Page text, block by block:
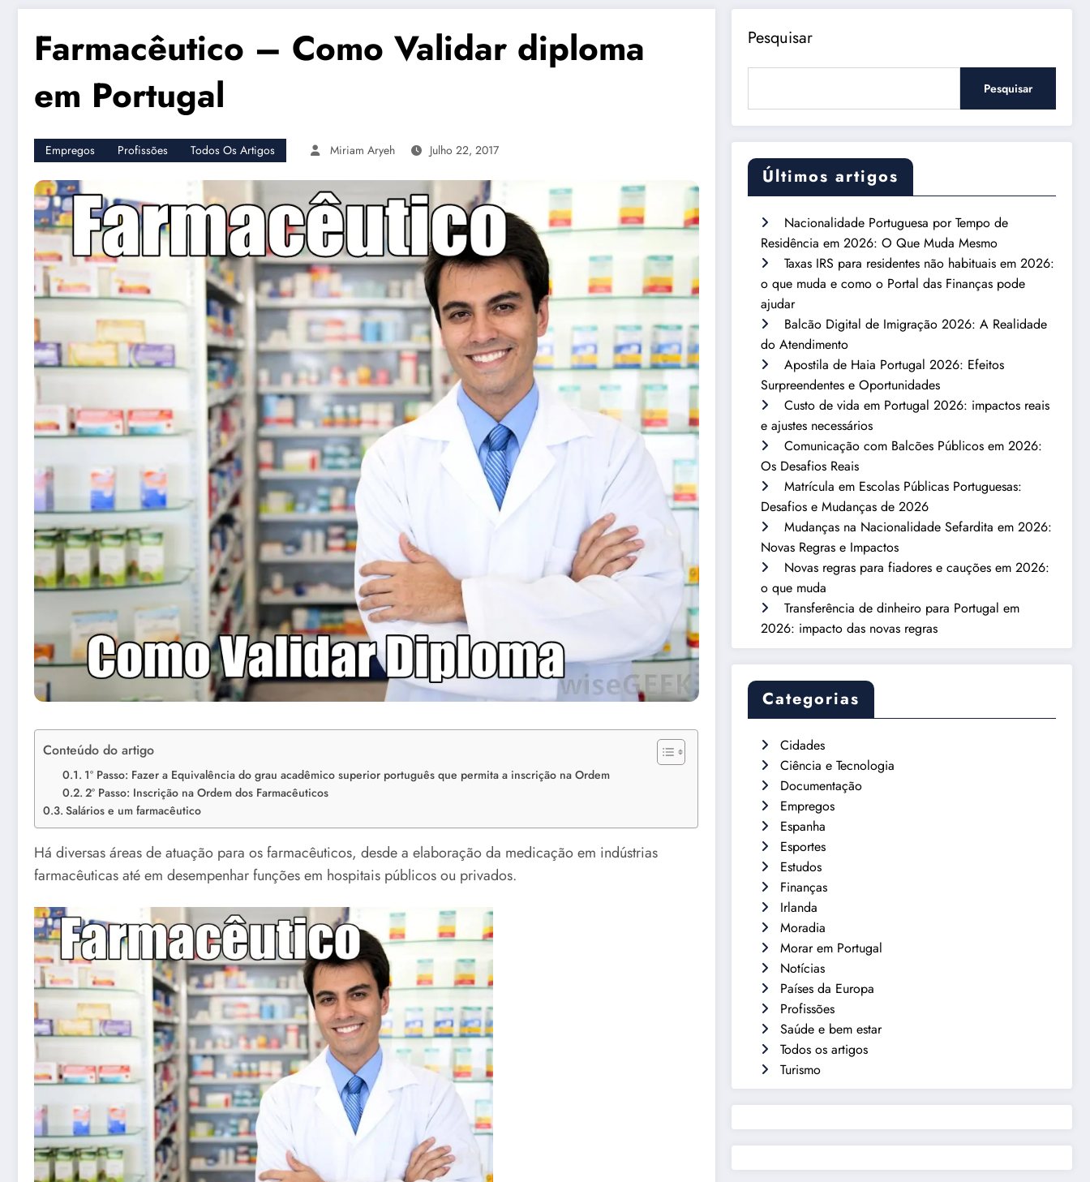
Farmacêutico – Como Validar diploma
em Portugal
Empregos Profissões Todos Os Artigos Miriam Aryeh Julho 22, 2017
Conteúdo do artigo
1º Passo: Fazer a Equivalência do grau acadêmico superior português que permita a inscrição na Ordem
2º Passo: Inscrição na Ordem dos Farmacêuticos
Salários e um farmacêutico
Há diversas áreas de atuação para os farmacêuticos, desde a elaboração da medicação em indústrias
farmacêuticas até em desempenhar funções em hospitais públicos ou privados.
Pesquisar
Pesquisar
Últimos artigos
Nacionalidade Portuguesa por Tempo de
Residência em 2026: O Que Muda Mesmo
Taxas IRS para residentes não habituais em 2026:
o que muda e como o Portal das Finanças pode
ajudar
Balcão Digital de Imigração 2026: A Realidade
do Atendimento
Apostila de Haia Portugal 2026: Efeitos
Surpreendentes e Oportunidades
Custo de vida em Portugal 2026: impactos reais
e ajustes necessários
Comunicação com Balcões Públicos em 2026:
Os Desafios Reais
Matrícula em Escolas Públicas Portuguesas:
Desafios e Mudanças de 2026
Mudanças na Nacionalidade Sefardita em 2026:
Novas Regras e Impactos
Novas regras para fiadores e cauções em 2026:
o que muda
Transferência de dinheiro para Portugal em
2026: impacto das novas regras
Categorias
Cidades
Ciência e Tecnologia
Documentação
Empregos
Espanha
Esportes
Estudos
Finanças
Irlanda
Moradia
Morar em Portugal
Notícias
Países da Europa
Profissões
Saúde e bem estar
Todos os artigos
Turismo